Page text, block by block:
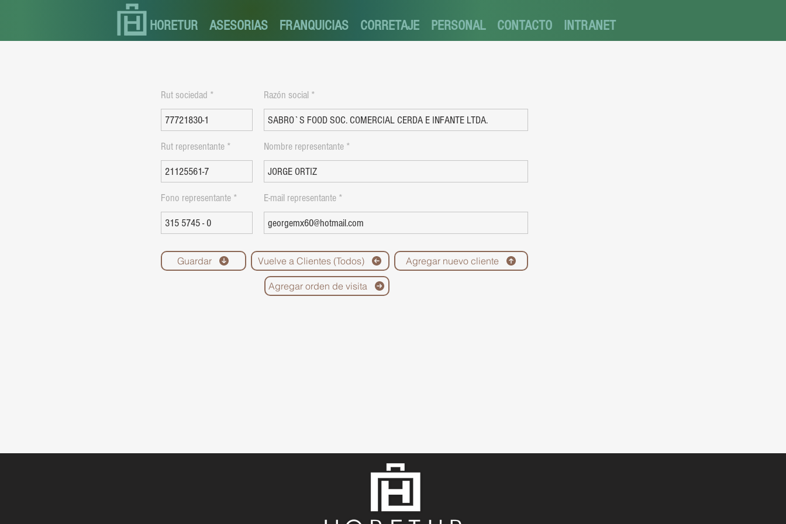
HORETUR ASESORIAS FRANQUICIAS CORRETAJE PERSONAL CONTACTO INTRANET
Rut sociedad Razón social
Rut representante Nombre representante
Fono representante E-mail representante
Guardar Vuelve a Clientes (Todos) Agregar nuevo cliente
Agregar orden de visita